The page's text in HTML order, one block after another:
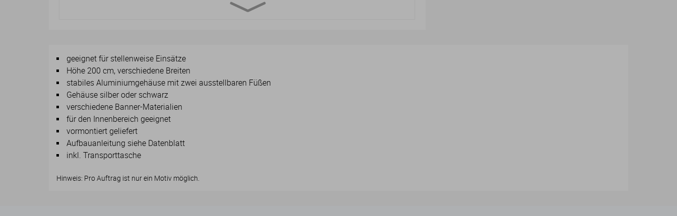
geeignet für stellenweise Einsätze
Höhe 200 cm, verschiedene Breiten
stabiles Aluminiumgehäuse mit zwei ausstellbaren Füßen
Gehäuse silber oder schwarz
verschiedene Banner-Materialien
für den Innenbereich geeignet
vormontiert geliefert
Aufbauanleitung siehe Datenblatt
inkl. Transporttasche
Hinweis: Pro Auftrag ist nur ein Motiv möglich.